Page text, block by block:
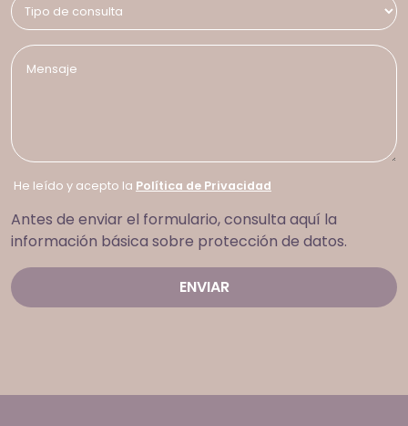
He leído y acepto la Política de Privacidad
Antes de enviar el formulario, consulta aquí la
información básica sobre protección de datos.